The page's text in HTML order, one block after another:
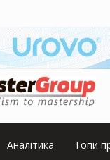
Аналітика Топи